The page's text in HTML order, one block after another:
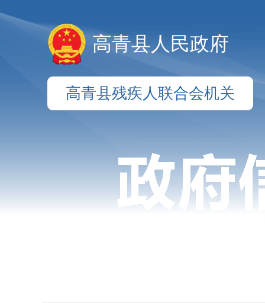
高青县人民政府
高青县残疾人联合会机关